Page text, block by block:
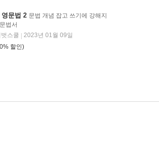
문법 2 문법 개념 잡고 쓰기에 강해지
법서
벗스쿨
2023년 01월 09일
할인)